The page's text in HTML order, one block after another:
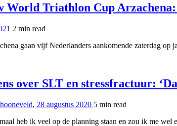
World Triathlon Cup
2 min read
gaan vijf Nederlanders aankomende zaterdag
over SLT en stressfractuur:
, 28 augustus 2020 5 min read
heb ik veel op de planning staan en zou ik me